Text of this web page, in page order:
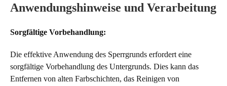
Anwendungshinweise und Verarbeitung
Sorgfältige Vorbehandlung:
Die effektive Anwendung des Sperrgrunds erfordert eine
sorgfältige Vorbehandlung des Untergrunds. Dies kann das
Entfernen von alten Farbschichten, das Reinigen von